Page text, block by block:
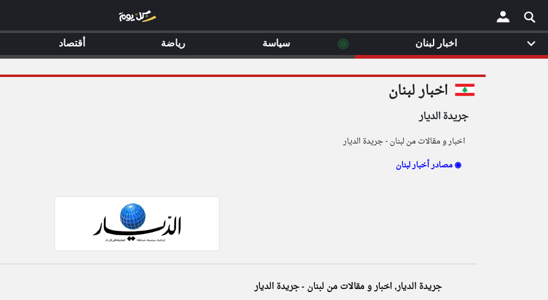
× اخبار لبنان
جريدة الديار
اخبار و مقالات من لبنان - جريدة الديار
مصادر أخبار لبنان ◉
جريدة الديار, اخبار و مقالات من لبنان - جريدة الديار
اخبار لبنان ◉ سياسة رياضة أقتصاد